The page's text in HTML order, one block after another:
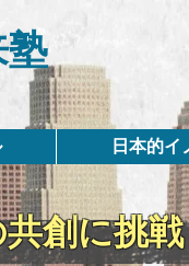
日本的イ
創に挑